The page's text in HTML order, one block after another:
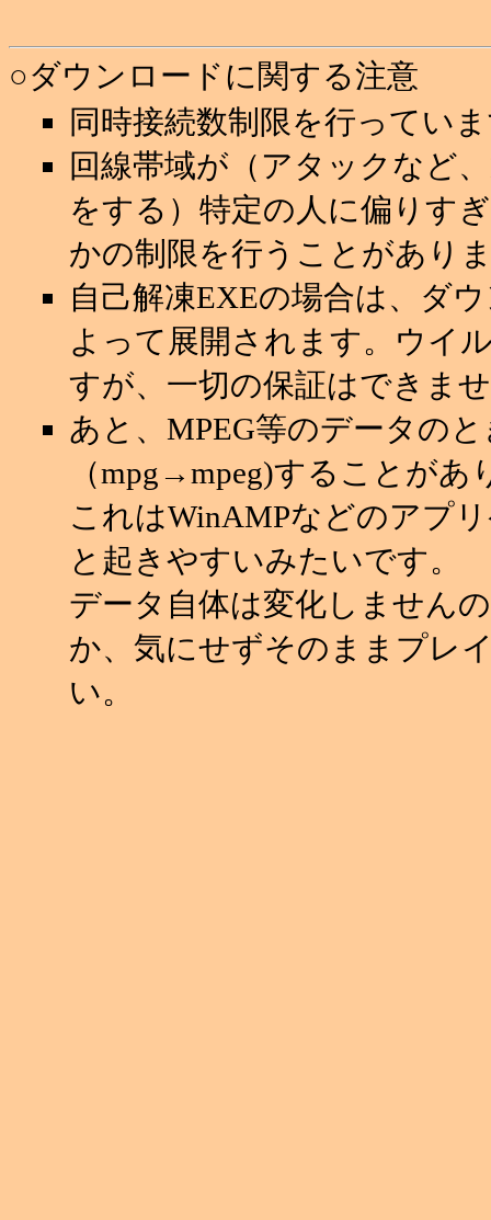
○ダウンロードに関する注意
同時接続数制限を行ってい
回線帯域が（アタックなど
をする）特定の人に偏りす
かの制限を行うことがあり
自己解凍EXEの場合は、ダ
よって展開されます。ウイ
すが、一切の保証はできま
あと、MPEG等のデータの
（mpg→mpeg)することがあ
これはWinAMPなどのアプ
と起きやすいみたいです。
データ自体は変化しません
か、気にせずそのままプレ
い。